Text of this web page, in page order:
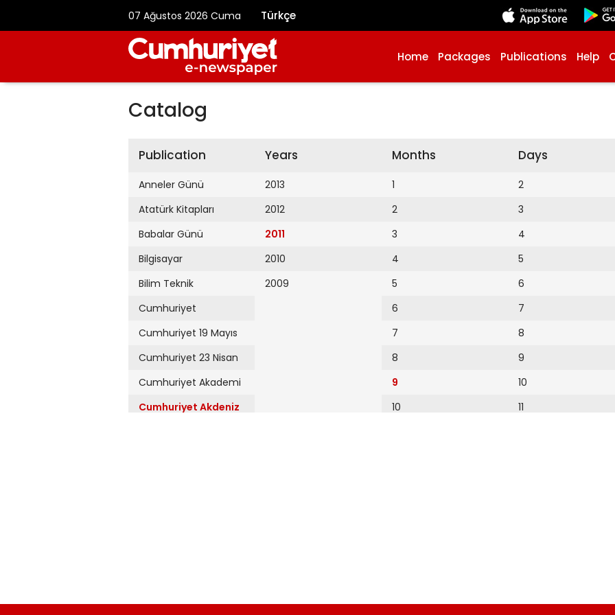
07 Ağustos 2026 Cuma Türkçe
Home Packages Publications Help
Catalog
Publication
Anneler Günü
Atatürk Kitapları
Babalar Günü
Bilgisayar
Bilim Teknik
Cumhuriyet
Cumhuriyet 19 Mayıs
Cumhuriyet 23 Nisan
Cumhuriyet Akademi
Cumhuriyet Akdeniz
Cumhuriyet Çevre
Years
2013
2012
2011
2010
2009
Months
1
2
3
4
5
6
7
8
9
10
Days
2
3
4
5
6
7
8
9
10
11
19